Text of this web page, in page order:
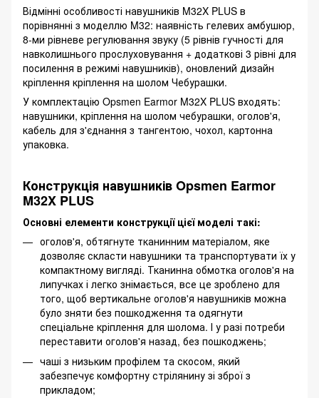
Відмінні особливості навушників M32X PLUS в
порівнянні з моделлю M32: наявність гелевих амбушюр,
8-ми рівневе регулювання звуку (5 рівнів гучності для
навколишнього прослуховування + додаткові 3 рівні для
посилення в режимі навушників), оновлений дизайн
кріплення кріплення на шолом Чебурашки.
У комплектацію Opsmen Earmor M32X PLUS входять:
навушники, кріплення на шолом чебурашки, оголов'я,
кабель для з'єднання з тангентою, чохол, картонна
упаковка.
Конструкція навушників Opsmen Earmor
M32X PLUS
Основні елементи конструкції цієї моделі такі:
оголов'я, обтягнуте тканинним матеріалом, яке
дозволяє скласти навушники та транспортувати їх у
компактному вигляді. Тканинна обмотка оголов'я на
липучках і легко знімається, все це зроблено для
того, щоб вертикальне оголов'я навушників можна
було зняти без пошкодження та одягнути
спеціальне кріплення для шолома. І у разі потреби
переставити оголов'я назад, без пошкоджень;
чаші з низьким профілем та скосом, який
забезпечує комфортну стрілянину зі зброї з
прикладом;